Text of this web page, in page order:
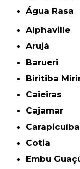
Água Rasa
Alphaville
Arujá
Barueri
Biritiba
Caieiras
Cajamar
Carapicuíba
Cotia
Embu